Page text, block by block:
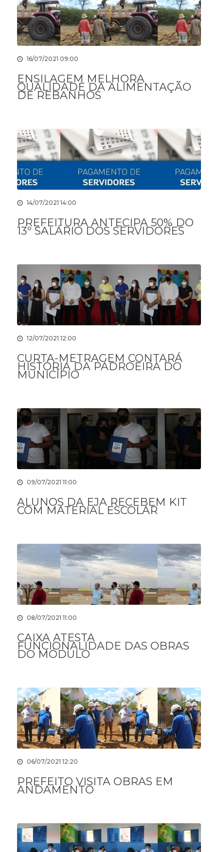
16/07/2021 09:00
ENSILAGEM MELHORA
QUALIDADE DA ALIMENTAÇÃO
DE REBANHOS
14/07/2021 14:00
PREFEITURA ANTECIPA 50% DO
13º SALÁRIO DOS SERVIDORES
12/07/2021 12:00
CURTA-METRAGEM CONTARÁ
HISTÓRIA DA PADROEIRA DO
MUNICÍPIO
09/07/2021 11:00
ALUNOS DA EJA RECEBEM KIT
COM MATERIAL ESCOLAR
08/07/2021 11:00
CAIXA ATESTA
FUNCIONALIDADE DAS OBRAS
DO MÓDULO
06/07/2021 12:20
PREFEITO VISITA OBRAS EM
ANDAMENTO